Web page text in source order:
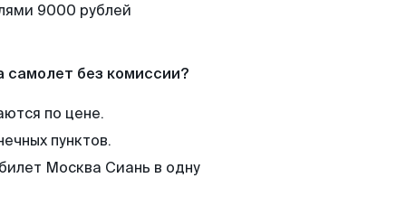
9000 рублей
самолет без комиссии?
по цене.
пунктов.
Москва Сиань в одну